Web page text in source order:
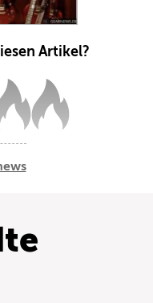
Artikel?